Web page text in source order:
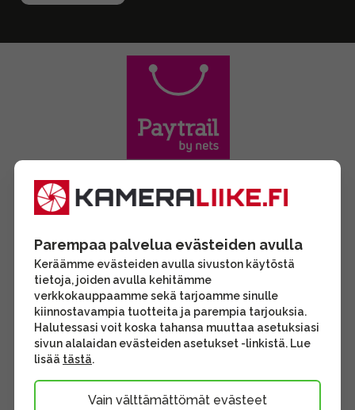
Parempaa palvelua evästeiden avulla
Keräämme evästeiden avulla sivuston käytöstä
tietoja, joiden avulla kehitämme
verkkokauppaamme sekä tarjoamme sinulle
kiinnostavampia tuotteita ja parempia tarjouksia.
Halutessasi voit koska tahansa muuttaa asetuksiasi
sivun alalaidan evästeiden asetukset -linkistä. Lue
lisää tästä.
Vain välttämättömät evästeet